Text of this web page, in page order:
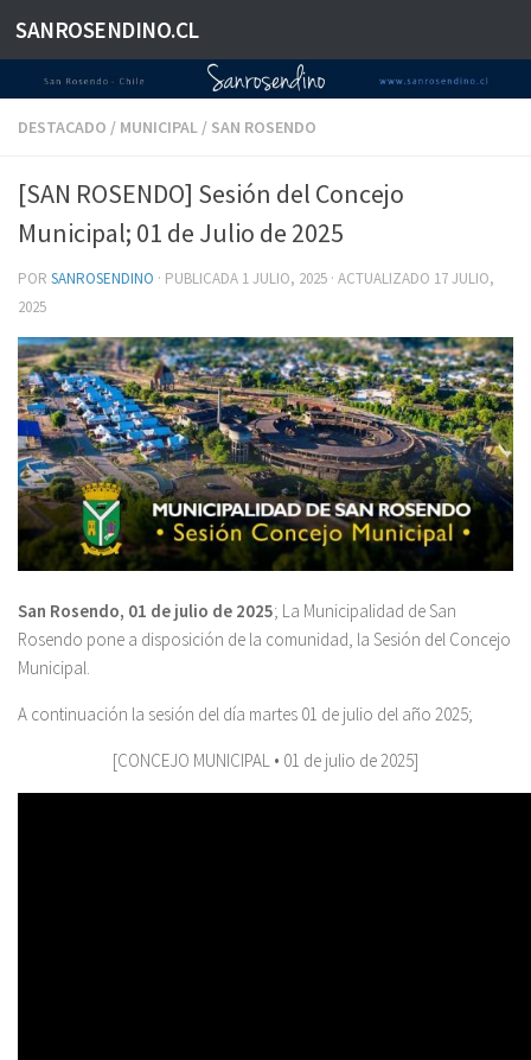
Saltar al contenido
SANROSENDINO.CL
DESTACADO / MUNICIPAL / SAN ROSENDO
[SAN ROSENDO] Sesión del Concejo
Municipal; 01 de Julio de 2025
POR SANROSENDINO · PUBLICADA 1 JULIO, 2025 · ACTUALIZADO 17 JULIO,
2025
San Rosendo, 01 de julio de 2025; La Municipalidad de San
Rosendo pone a disposición de la comunidad, la Sesión del Concejo
Municipal.
A continuación la sesión del día martes 01 de julio del año 2025;
[CONCEJO MUNICIPAL • 01 de julio de 2025]